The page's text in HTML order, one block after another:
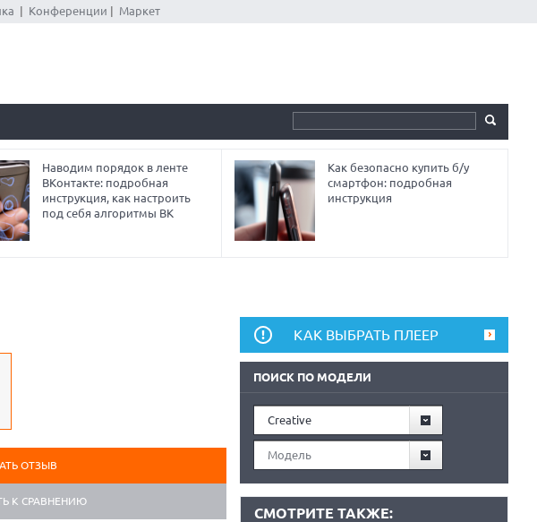
Конференции Маркет
Наводим порядок в ленте
ВКонтакте: подробная
инструкция, как настроить
под себя алгоритмы ВК
Как безопасно купить б/у
смартфон: подробная
инструкция
ОТЗЫВ
К СРАВНЕНИЮ
КАК ВЫБРАТЬ ПЛЕЕР
ПОИСК ПО МОДЕЛИ
Creative
Модель
СМОТРИТЕ ТАКЖЕ: